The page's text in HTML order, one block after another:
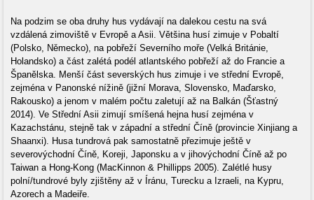
Na podzim se oba druhy hus vydávají na dalekou cestu na svá
vzdálená zimoviště v Evropě a Asii. Většina husí zimuje v Pobaltí
(Polsko, Německo), na pobřeží Severního moře (Velká Británie,
Holandsko) a část zalétá podél atlantského pobřeží až do Francie a
Španělska. Menší část severských hus zimuje i ve střední Evropě,
zejména v Panonské nížině (jižní Morava, Slovensko, Maďarsko,
Rakousko) a jenom v malém počtu zaletují až na Balkán (Šťastný
2014). Ve Střední Asii zimují smíšená hejna husí zejména v
Kazachstánu, stejně tak v západní a střední Číně (provincie Xinjiang a
Shaanxi). Husa tundrová pak samostatně přezimuje ještě v
severovýchodní Číně, Koreji, Japonsku a v jihovýchodní Číně až po
Taiwan a Hong-Kong (MacKinnon & Phillipps 2005). Zalétlé husy
polní/tundrové byly zjištěny až v Íránu, Turecku a Izraeli, na Kypru,
Azorech a Madeiře.